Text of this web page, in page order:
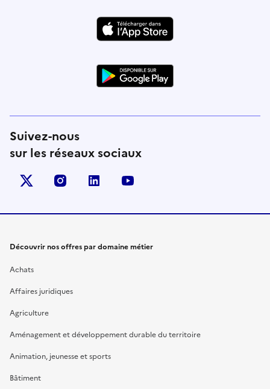
Suivez-nous
sur les réseaux sociaux
X (anciennement Twitter)
instagramlinkedin
Découvrir nos offres par domaine métier
Achats
Affaires juridiques
Agriculture
Aménagement et développement durable du territoire
Animation, jeunesse et sports
Bâtiment